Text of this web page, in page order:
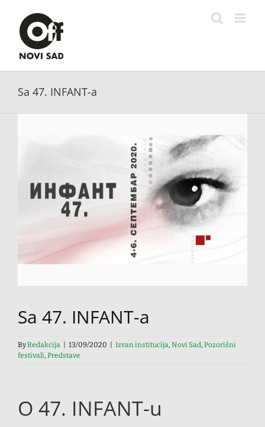
content
Sa 47. INFANT-a
Sa 47. INFANT-a
ByRedakcija 13/09/2020 Izvan institucija, Novi Sad, Pozorišni
festivali, Predstave
O 47. INFANT-u